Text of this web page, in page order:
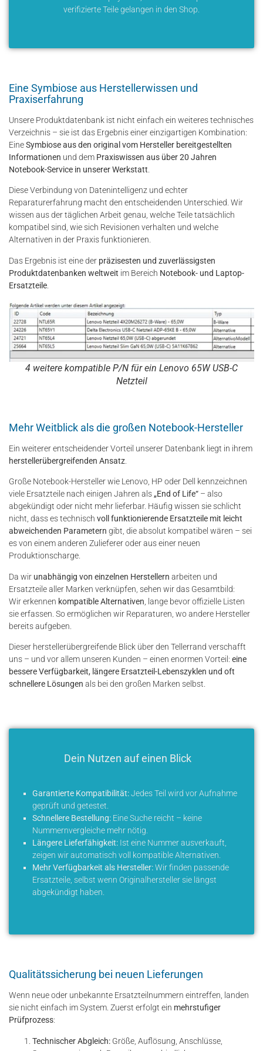
verifizierte Teile gelangen in den Shop.
Eine Symbiose aus Herstellerwissen und
Praxiserfahrung
Unsere Produktdatenbank ist nicht einfach ein weiteres technisches
Verzeichnis – sie ist das Ergebnis einer einzigartigen Kombination:
EineSymbiose aus den original vom Hersteller bereitgestellten
Informationen und dem Praxiswissen aus über 20 Jahren
Notebook-Service in unserer Werkstatt
Diese Verbindung von Datenintelligenz und echter
Reparaturerfahrung macht den entscheidenden Unterschied. Wir
wissen aus der täglichen Arbeit genau, welche Teile tatsächlich
kompatibel sind, wie sich Revisionen verhalten und welche
Alternativen in der Praxis funktionieren.
Das Ergebnis ist eine der präzisesten und zuverlässigsten
Produktdatenbanken weltweit im Bereich Notebook- und Laptop-
Ersatzteile
4 weitere kompatible P/N für ein Lenovo 65W USB-C
Netzteil
Mehr Weitblick als die großen Notebook-Hersteller
Ein weiterer entscheidender Vorteil unserer Datenbank liegt in ihrem
herstellerübergreifenden Ansatz
Große Notebook-Hersteller wie Lenovo, HP oder Dell kennzeichnen
viele Ersatzteile nach einigen Jahren als„End of Life“ – also
abgekündigt oder nicht mehr lieferbar. Häufig wissen sie schlicht
nicht, dass es technisch voll funktionierende Ersatzteile mit leicht
abweichenden Parametern gibt, die absolut kompatibel wären – sei
es von einem anderen Zulieferer oder aus einer neuen
Produktionscharge.
Da wir unabhängig von einzelnen Herstellern arbeiten und
Ersatzteile aller Marken verknüpfen, sehen wir das Gesamtbild:
Wir erkennen kompatible Alternativen , lange bevor offizielle Listen
sie erfassen. So ermöglichen wir Reparaturen, wo andere Hersteller
bereits aufgeben.
Dieser herstellerübergreifende Blick über den Tellerrand verschafft
uns – und vor allem unseren Kunden – einen enormen Vorteil: eine
bessere Verfügbarkeit, längere Ersatzteil-Lebenszyklen und oft
schnellere Lösungen als bei den großen Marken selbst.
Dein Nutzen auf einen Blick
Garantierte Kompatibilität:Jedes Teil wird vor Aufnahme
geprüft und getestet.
Schnellere Bestellung: Eine Suche reicht – keine
Nummernvergleiche mehr nötig.
Längere Lieferfähigkeit: Ist eine Nummer ausverkauft,
zeigen wir automatisch voll kompatible Alternativen.
Mehr Verfügbarkeit als Hersteller:Wir finden passende
Ersatzteile, selbst wenn Originalhersteller sie längst
abgekündigt haben.
Qualitätssicherung bei neuen Lieferungen
Wenn neue oder unbekannte Ersatzteilnummern eintreffen, landen
sie nicht einfach im System. Zuerst erfolgt ein mehrstufiger
Prüfprozess:
Technischer Abgleich: Größe, Auflösung, Anschlüsse,